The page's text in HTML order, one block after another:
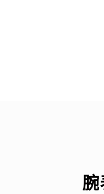
区长安路腕表网售后
区太平路腕表网售后
区大同街腕表网售后
腕